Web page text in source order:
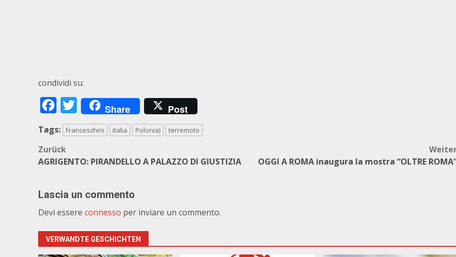
condividi su:
Facebook
Twitter
Share Post
Tags: Franceschini italia Polonia) terremoto
Beitragsnavigation
Zurück
AGRIGENTO: PIRANDELLO A PALAZZO DI GIUSTIZIA
OGGI A ROMA inaugura la mostra “OLTRE
Lascia un commento
Devi essere connesso per inviare un commento.
VERWANDTE GESCHICHTEN